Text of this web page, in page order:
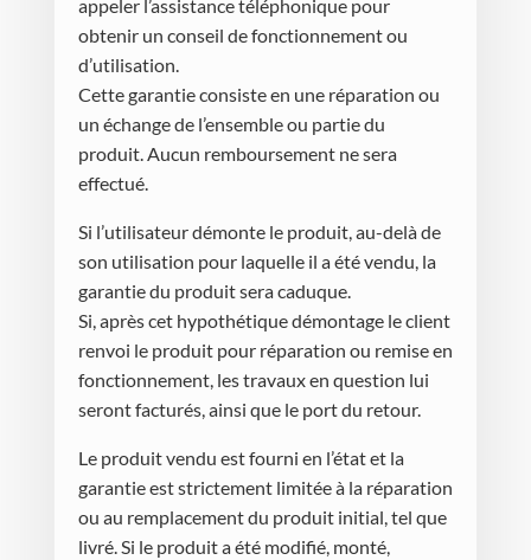
appeler l’assistance téléphonique pour
obtenir un conseil de fonctionnement ou
d’utilisation.
Cette garantie consiste en une réparation ou
un échange de l’ensemble ou partie du
produit. Aucun remboursement ne sera
effectué.
Si l’utilisateur démonte le produit, au-delà de
son utilisation pour laquelle il a été vendu, la
garantie du produit sera caduque.
Si, après cet hypothétique démontage le client
renvoi le produit pour réparation ou remise en
fonctionnement, les travaux en question lui
seront facturés, ainsi que le port du retour.
Le produit vendu est fourni en l’état et la
garantie est strictement limitée à la réparation
ou au remplacement du produit initial, tel que
livré. Si le produit a été modifié, monté,